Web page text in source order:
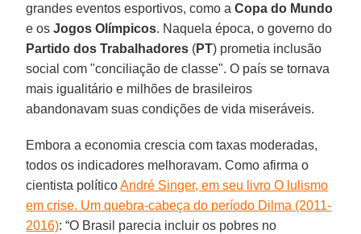
grandes eventos esportivos, como aCopa do Mundo
e osJogos Olímpicos. Naquela época, o governo do
Partido dos Trabalhadores (PT) prometia inclusão
social com "conciliação de classe". O país se tornava
mais igualitário e milhões de brasileiros
abandonavam suas condições de vida miseráveis.
Embora a economia crescia com taxas moderadas,
todos os indicadores melhoravam. Como afirma o
cientista políticoAndré Singer, em seu livro O lulismo
em crise. Um quebra-cabeça do período Dilma (2011-
2016): “O Brasil parecia incluir os pobres no